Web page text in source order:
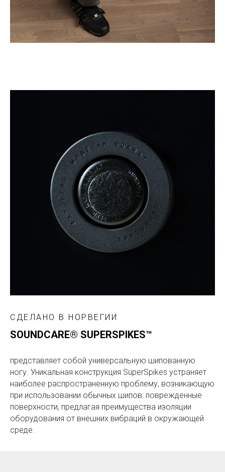
СДЕЛАНО В НОРВЕГИИ
SOUNDCARE® SUPERSPIKES™
представляет собой универсальную шипованную
ногу. Уникальная конструкция SuperSpikes устраняет
наиболее распространенную проблему, возникающую
при использовании обычных шипов: поврежденные
поверхности, предлагая преимущества изоляции
оборудования от внешних вибраций в окружающей
среде.